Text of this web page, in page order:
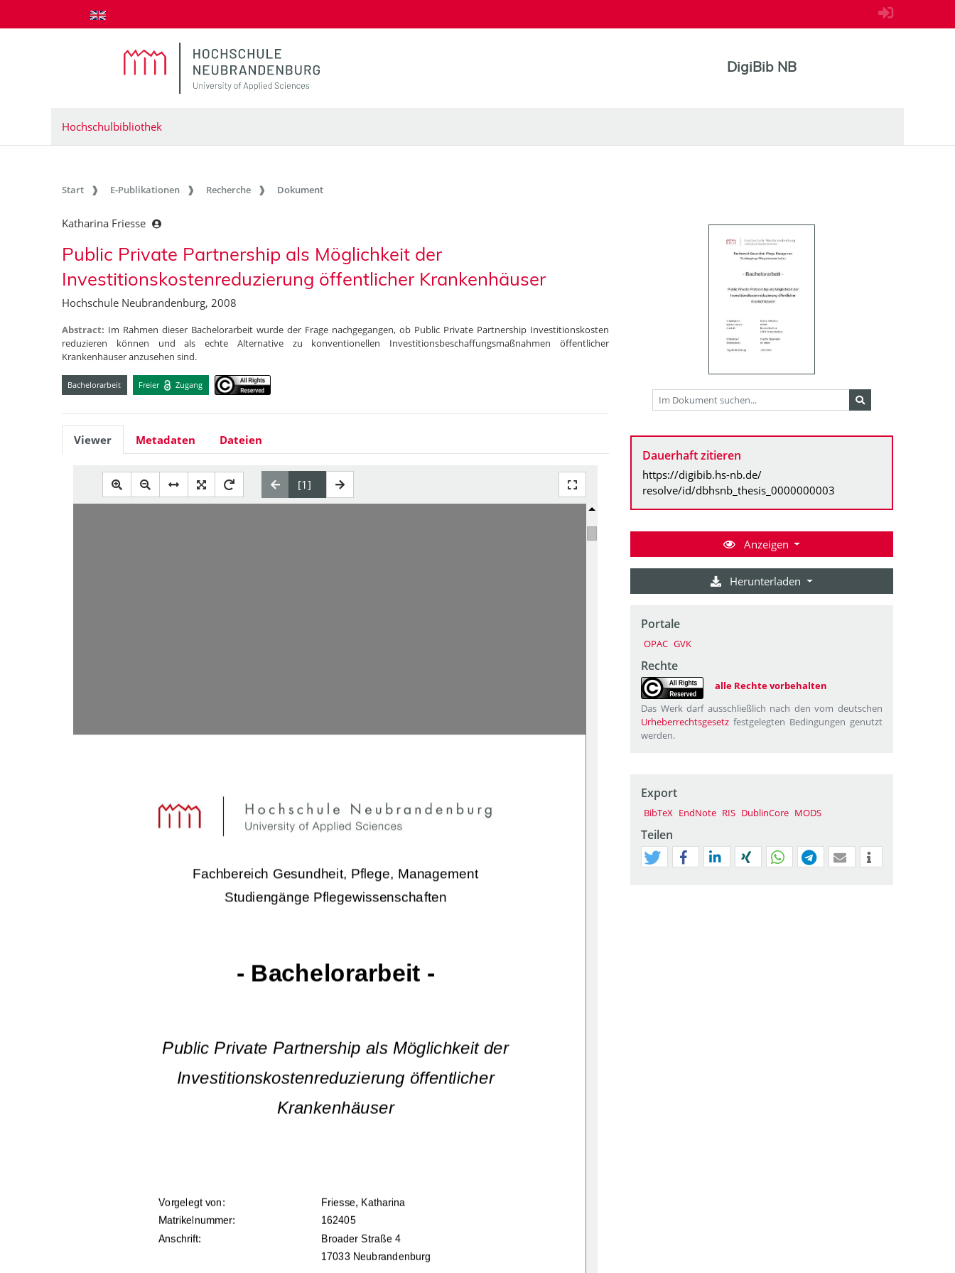
zum Inhalt springen
DigiBib NB
Hochschulbibliothek
Start E-Publikationen Recherche Dokument
Katharina Friesse
Public Private Partnership als Möglichkeit der
Investitionskostenreduzierung öffentlicher Krankenhäuser
Hochschule Neubrandenburg, 2008
Abstract: Im Rahmen dieser Bachelorarbeit wurde der Frage nachgegangen, ob Public Private Partnership Investitionskosten
reduzieren können und als echte Alternative zu konventionellen Investitionsbeschaffungsmaßnahmen öffentlicher
Krankenhäuser anzusehen sind.
Bachelorarbeit Freier Zugang
Viewer Metadaten Dateien
Fachbereich Gesundheit, Pflege, Management
Studiengänge Pflegewissenschaften
- Bachelorarbeit -
Public Private Partnership als Möglichkeit der
Investitionskostenreduzierung öffentlicher
Krankenhäuser
Vorgelegt von: Friesse, Katharina
Matrikelnummer:                                            162405
Anschrift:
Broader Straße 4
17033 Neubrandenburg
Dauerhaft zitieren
https://digibib.hs-nb.de/
resolve/id/dbhsnb_thesis_0000000003
Anzeigen
Herunterladen
Portale
OPAC GVK
Rechte
alle Rechte vorbehalten
Das Werk darf ausschließlich nach den vom deutschen
Urheberrechtsgesetz festgelegten Bedingungen genutzt
werden.
Export
BibTeX EndNote RIS DublinCore MODS
Teilen